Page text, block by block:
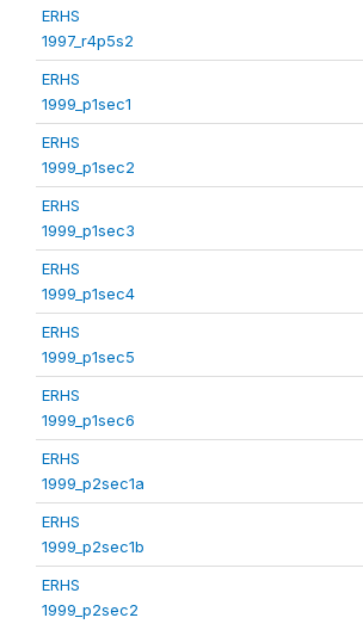
ERHS
1997_r4p5s2
ERHS
1999_p1sec1
ERHS
1999_p1sec2
ERHS
1999_p1sec3
ERHS
1999_p1sec4
ERHS
1999_p1sec5
ERHS
1999_p1sec6
ERHS
1999_p2sec1a
ERHS
1999_p2sec1b
ERHS
1999_p2sec2